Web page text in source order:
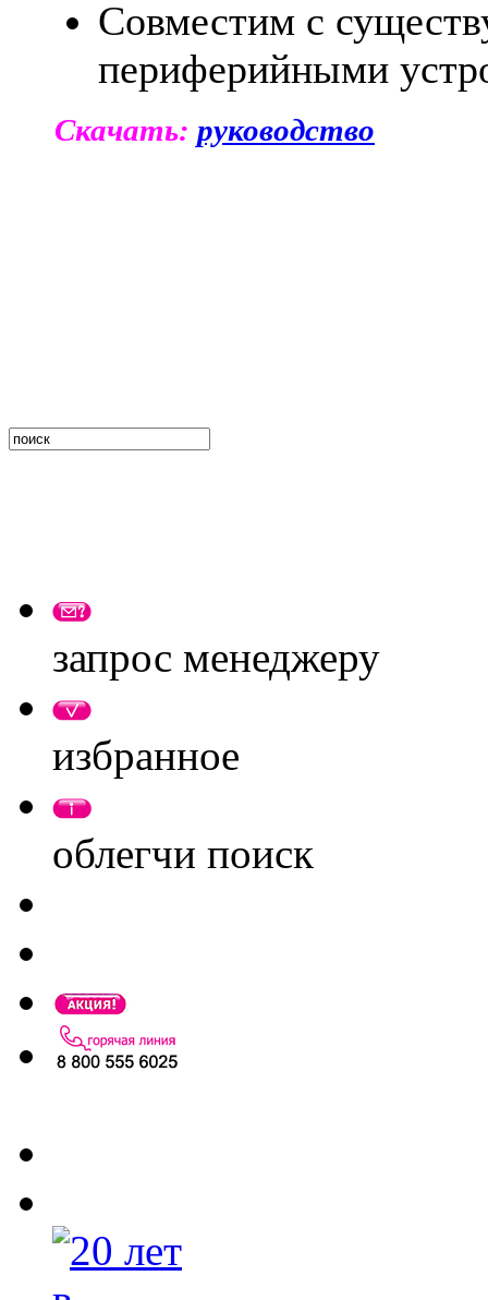
Совместим с
периферийными
Скачать: руководство
запрос менеджеру
избранное
облегчи поиск